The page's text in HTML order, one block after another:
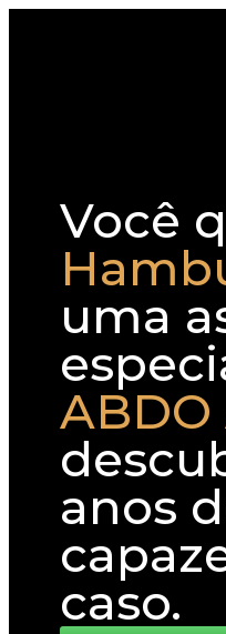
Você
uma
anos
caso.